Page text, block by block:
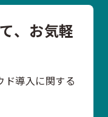
、お気軽
ド導入に関する